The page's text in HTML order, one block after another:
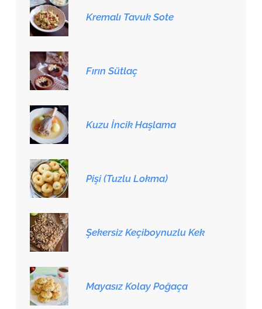
Kremalı Tavuk Sote
Fırın Sütlaç
Kuzu İncik Haşlama
Pişi (Tuzlu Lokma)
Şekersiz Keçiboynuzlu Kek
Mayasız Kolay Poğaça